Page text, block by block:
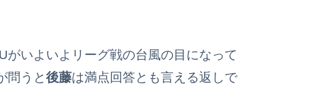
がいよいよリーグ戦の台風の目になって
問うと 後藤は満点回答とも言える返しで